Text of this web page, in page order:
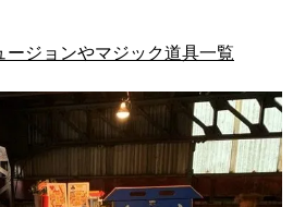
ージョンやマジック道具一覧